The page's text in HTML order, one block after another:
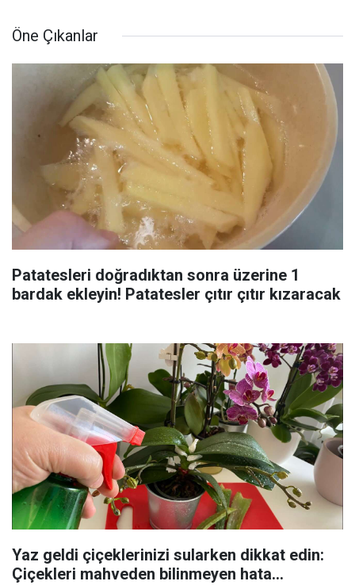
Öne Çıkanlar
Patatesleri doğradıktan sonra üzerine 1
bardak ekleyin! Patatesler çıtır çıtır kızaracak
Yaz geldi çiçeklerinizi sularken dikkat edin:
Çiçekleri mahveden bilinmeyen hata...